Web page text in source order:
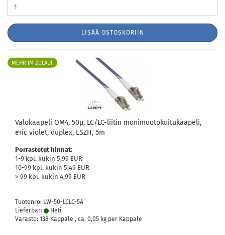
LISÄÄ OSTOSKORIIN
MEHR IM ZULAUF
Valokaapeli OM4, 50µ, LC/LC-liitin monimuotokuitukaapeli,
eric violet, duplex, LSZH, 5m
Porrastetut hinnat:
1-9 kpl. kukin 5,99 EUR
10-99 kpl. kukin 5,49 EUR
> 99 kpl. kukin 4,99 EUR
Tuotenro: LW-50-LCLC-5A
Lieferbar:
Heti
Varasto: 138 Kappale , ca. 0,05 kg per Kappale